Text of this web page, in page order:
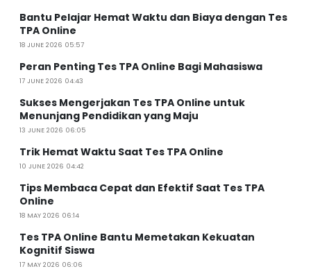
Bantu Pelajar Hemat Waktu dan Biaya dengan Tes
TPA Online
18 JUNE 2026 05:57
Peran Penting Tes TPA Online Bagi Mahasiswa
17 JUNE 2026 04:43
Sukses Mengerjakan Tes TPA Online untuk
Menunjang Pendidikan yang Maju
13 JUNE 2026 06:05
Trik Hemat Waktu Saat Tes TPA Online
10 JUNE 2026 04:42
Tips Membaca Cepat dan Efektif Saat Tes TPA
Online
18 MAY 2026 06:14
Tes TPA Online Bantu Memetakan Kekuatan
Kognitif Siswa
17 MAY 2026 06:06